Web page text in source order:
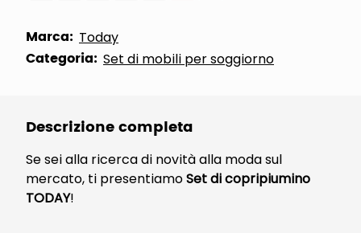
Marca: Today
Categoria: Set di mobili per soggiorno
Descrizione completa
Se sei alla ricerca di novità alla moda sul
mercato, ti presentiamoSet di copripiumino
TODAY!